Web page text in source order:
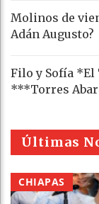
Molinos de
Adán Augusto?
Filo y Sofía *El
***Torres
Últimas
CHIAPAS